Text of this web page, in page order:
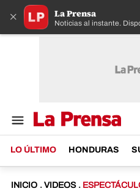
× La Prensa
Noticias al instante.
LO ÚLTIMO HONDURAS
INICIO . VIDEOS .